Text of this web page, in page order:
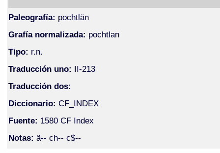
Paleografía: pochtlän
Grafía normalizada: pochtlan
Tipo: r.n.
Traducción uno: II-213
Traducción dos:
Diccionario: CF_INDEX
Fuente: 1580 CF Index
Notas: ä-- ch-- c$--